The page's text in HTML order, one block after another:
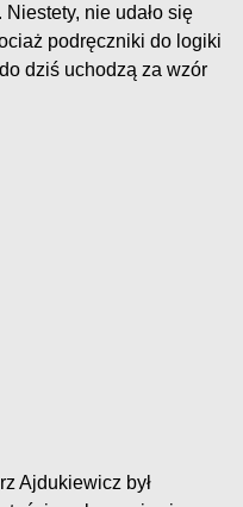
nie udało się
podręczniki do logiki
dziś uchodzą za wzór
Ajdukiewicz był